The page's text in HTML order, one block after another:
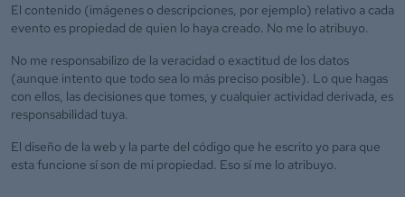
El contenido (imágenes o descripciones, por ejemplo) relativo a cada
evento es propiedad de quien lo haya creado. No me lo atribuyo.
No me responsabilizo de la veracidad o exactitud de los datos
(aunque intento que todo sea lo más preciso posible). Lo que hagas
con ellos, las decisiones que tomes, y cualquier actividad derivada, es
responsabilidad tuya.
El diseño de la web y la parte del código que he escrito yo para que
esta funcione sí son de mi propiedad. Eso sí me lo atribuyo.